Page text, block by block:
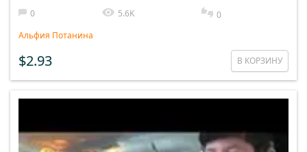
0 5.6K
0
Альфия Потанина
$2.93 В КОРЗИНУ